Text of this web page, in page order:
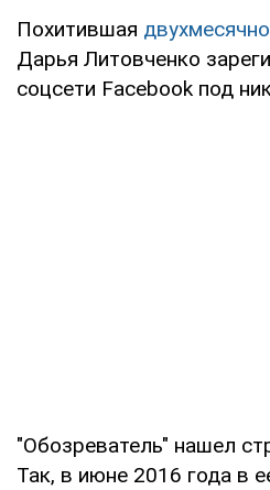
Похитившая
Дарья Литовченко
соцсети Facebook под
"Обозреватель" нашел
Так, в июне 2016 года в